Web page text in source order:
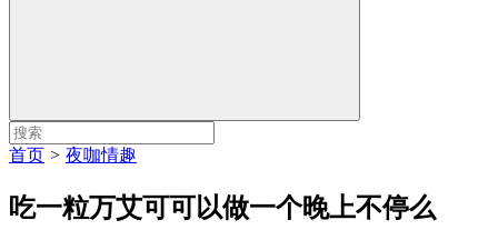
首页 > 夜咖情趣
吃一粒万艾可可以做一个晚上不停么